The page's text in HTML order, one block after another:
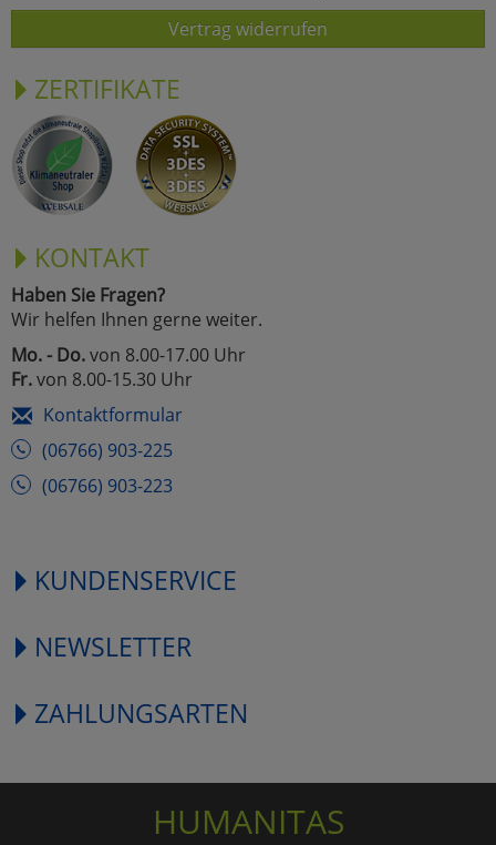
Vertrag widerrufen
ZERTIFIKATE
KONTAKT
Haben Sie Fragen?
Wir helfen Ihnen gerne weiter.
Mo. - Do.von 8.00-17.00 Uhr
Fr.von 8.00-15.30 Uhr
Kontaktformular
(06766) 903-225
(06766) 903-223
KUNDENSERVICE
NEWSLETTER
ZAHLUNGSARTEN
HUMANITAS